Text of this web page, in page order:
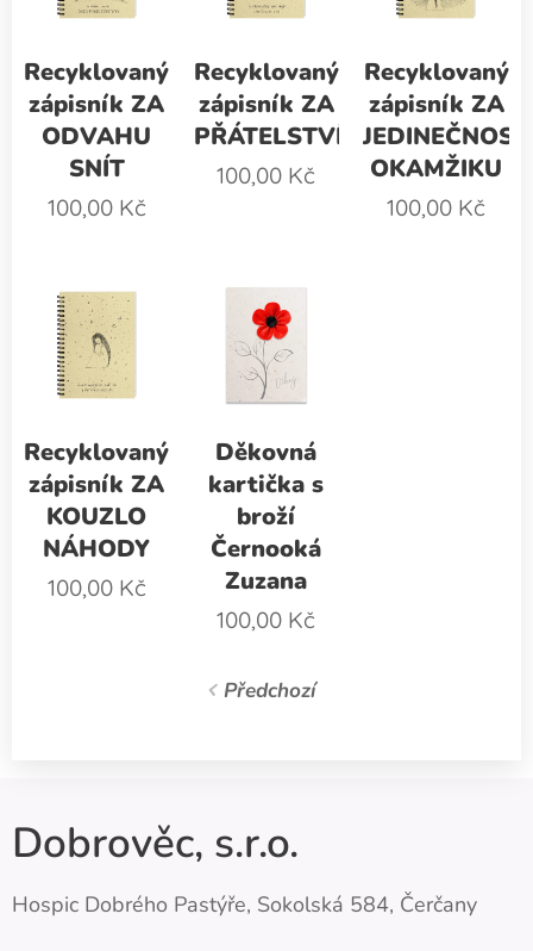
Recyklovaný
zápisník ZA
ODVAHU
SNÍT
100,00Kč
Recyklovaný
zápisník ZA
PŘÁTELSTVÍ
100,00 Kč
Recyklovaný
zápisník ZA
JEDINEČNOST
OKAMŽIKU
100,00 Kč
Recyklovaný
zápisník ZA
KOUZLO
NÁHODY
100,00Kč
Děkovná
kartička s
broží
Černooká
Zuzana
100,00 Kč
Předchozí
Dobrověc, s.r.o.
Hospic Dobrého Pastýře, Sokolská 584, Čerčany